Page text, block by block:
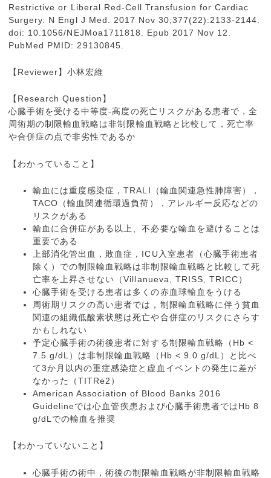
Restrictive or Liberal Red-Cell Transfusion for Cardiac
Surgery. N Engl J Med. 2017 Nov 30;377(22):2133-2144.
doi: 10.1056/NEJMoa1711818. Epub 2017 Nov 12.
PubMed PMID: 29130845.
【Reviewer】小林宏維
【Research Question】
心臓手術を受ける中等度-高度の死亡リスクがある患者で，全
周術期の制限輸血戦略は非制限輸血戦略と比較して，死亡率
や合併症の点で非劣性であるか
【わかっていること】
輸血には重度感染症，TRALI（輸血関連急性肺障害），
TACO（輸血関連循環過負荷），アレルギー反応などの
リスクがある
輸血に合併症がある以上、不必要な輸血を避けることは
重要である
上部消化管出血，敗血症，ICU入室患者（心臓手術患者
除く）での制限輸血戦略は非制限輸血戦略と比較して死
亡率を上昇させない（Villanueva, TRISS, TRICC）
心臓手術を受ける患者は多くの赤血球輸血をうける
周術期リスクの高い患者では，制限輸血戦略に伴う貧血
関連の組織低酸素状態は死亡や合併症のリスクにさらす
かもしれない
予定心臓手術の術後患者に対する制限輸血戦略（Hb <
7.5 g/dL）は非制限輸血戦略（Hb < 9.0 g/dL）と比べ
て3か月以内の重症感染症と虚血イベントの発生に差が
なかった（TITRe2）
American Association of Blood Banks 2016
Guidelineでは心血管疾患および心臓手術患者ではHb 8
g/dLでの輸血を推奨
【わかっていないこと】
心臓手術の術中，術後の制限輸血戦略が非制限輸血戦略